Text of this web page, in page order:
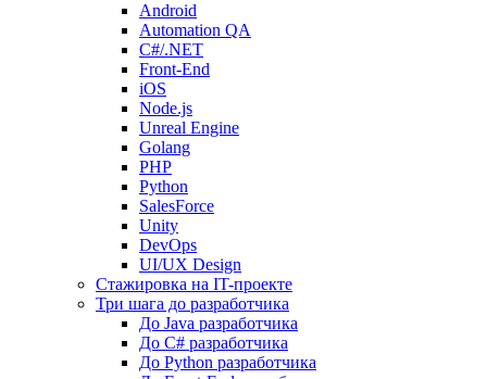
Android
Automation QA
C#/.NET
Front-End
iOS
Node.js
Unreal Engine
Golang
PHP
Python
SalesForce
Unity
DevOps
UI/UX Design
Стажировка на IT-проекте
Три шага до разработчика
До Java разработчика
До C# разработчика
До Python разработчика